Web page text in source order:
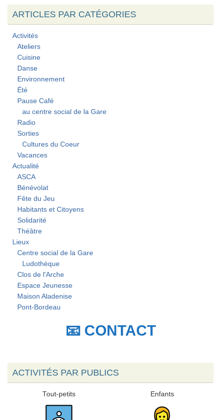
ARTICLES PAR CATÉGORIES
Activités
Ateliers
Cuisine
Danse
Environnement
Été
Pause Café
au centre social de la Gare
Radio
Sorties
Cultures du Coeur
Vacances
Actualité
ASCA
Bénévolat
Fête du Jeu
Habitants et Citoyens
Solidarité
Théâtre
Lieux
Centre social de la Gare
Ludothèque
Clos de l'Arche
Espace Jeunesse
Maison Aladenise
Pont-Bordeau
📧 CONTACT
ACTIVITÉS PAR PUBLICS
Tout-petits Enfants